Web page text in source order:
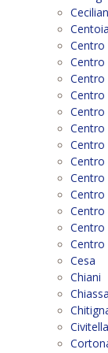
Centoia
Centro
Centro
Centro
Centro
Centro
Centro
Centro
Centro
Centro
Centro
Centro
Centro
Centro
Cesa
Chiani